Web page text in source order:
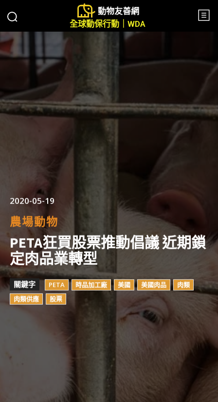
動物友善網
全球動保行動｜WDA
2020-05-19
農場動物
PETA狂買股票推動倡議 近期鎖
定肉品業轉型
關鍵字 PETA 時品加工廠 美國 美國肉品
肉類
肉類供應
股票